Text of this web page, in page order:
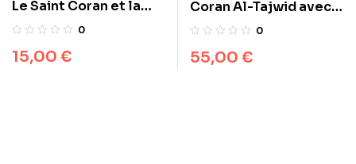
Le Saint Coran et la
traduction en langue
ses versets (AR/FR)
0
15,00 €
Coran Al-Tajwid avec
traduction des sens en
phonétique
0
55,00 €